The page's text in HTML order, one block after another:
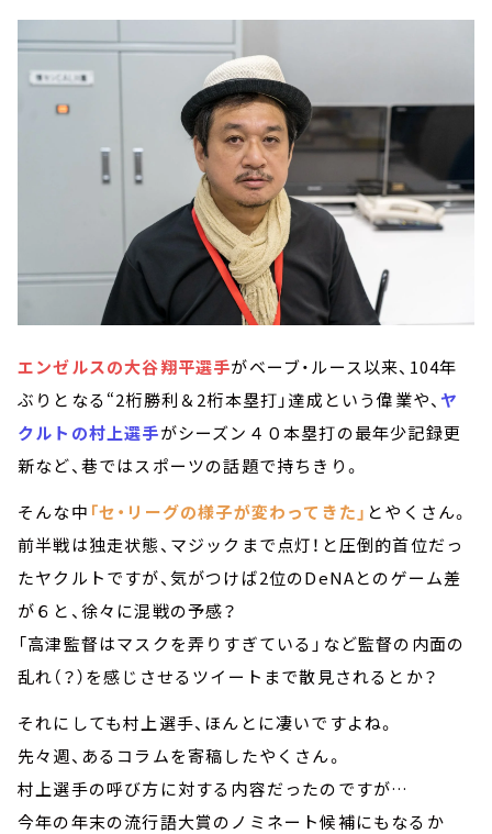
エンゼルスの大谷翔平選手がベーブ・ルース以来、104年
ぶりとなる“2桁勝利＆2桁本塁打」達成という偉業や、 ヤ
クルトの村上選手がシーズン４０本塁打の最年少記録更
新など、巷ではスポーツの話題で持ちきり。
そんな中 「セ・リーグの様子が変わってきた」 とやくさん。
前半戦は独走状態、マジックまで点灯！と圧倒的首位だっ
たヤクルトですが、気がつけば2位のDeNAとのゲーム差
が６と、徐々に混戦の予感？
「高津監督はマスクを弄りすぎている」など監督の内面の
乱れ（？）を感じさせるツイートまで散見されるとか？
それにしても村上選手、ほんとに凄いですよね。
先々週、あるコラムを寄稿したやくさん。
村上選手の呼び方に対する内容だったのですが…
今年の年末の流行語大賞のノミネート候補にもなるか